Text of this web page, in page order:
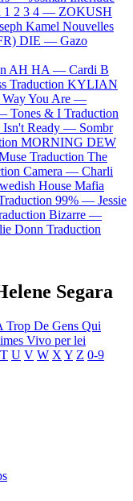
1 2 3 4 — ZOKUSH
Kamel Nouvelles
DIE — Gazo
AH HA — Cardi B
Traduction KYLIAN
Way You Are —
Tones & I Traduction
Isn't Ready — Sombr
MORNING DEW
Traduction The
Camera — Charli
House Mafia
99% — Jessie
Bizarre —
Donn Traduction
Segara
Trop De Gens Qui
Vivo per lei
T U V W X Y Z 0-9